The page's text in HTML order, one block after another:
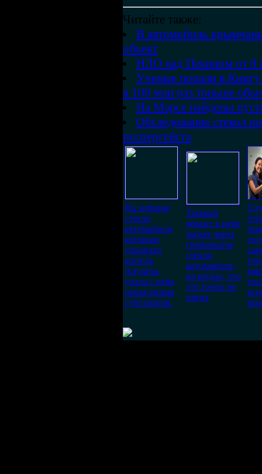
Читайте также:
В автомобиль
объект
НЛО над Пекином от 8
Ученые попали в Книгу
в 100 млн раз тоньше
На Марсе найдены
Обследование стекол
полтергейста
На лобовое
стекло
автомобиля,
которым
управлял
житель
Алушты,
упала с неба
некая вязкая
субстанция.
Темный
объект в небе
заснят через
грязноватое
стекло
автомобиля,
но видно, что
это точно не
пятна